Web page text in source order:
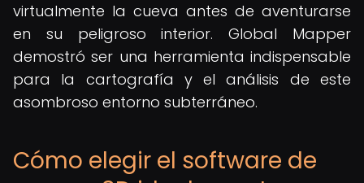
virtualmente la cueva antes de aventurarse
en su peligroso interior. Global Mapper
demostró ser una herramienta indispensable
para la cartografía y el análisis de este
asombroso entorno subterráneo.
Cómo elegir el software de